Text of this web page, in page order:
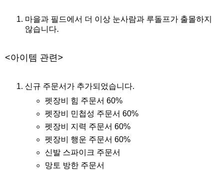
마을과 필드에서 더 이상 눈사람과 루돌프가 출몰하지
않습니다.
<아이템 관련>
신규 주문서가 추가되었습니다.
펫장비 힘 주문서 60%
펫장비 민첩성 주문서 60%
펫장비 지력 주문서 60%
펫장비 행운 주문서 60%
신발 스파이크 주문서
망토 방한 주문서